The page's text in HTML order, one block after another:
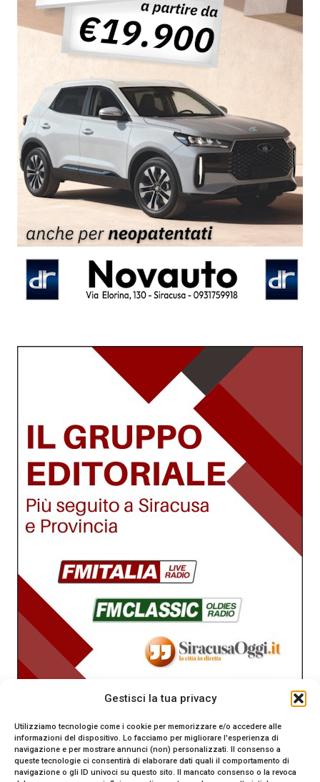
Gestisci la tua privacy
Utilizziamo tecnologie come i cookie per memorizzare e/o accedere alle
informazioni del dispositivo. Lo facciamo per migliorare l'esperienza di
navigazione e per mostrare annunci (non) personalizzati. Il consenso a
queste tecnologie ci consentirà di elaborare dati quali il comportamento di
navigazione o gli ID univoci su questo sito. Il mancato consenso o la revoca